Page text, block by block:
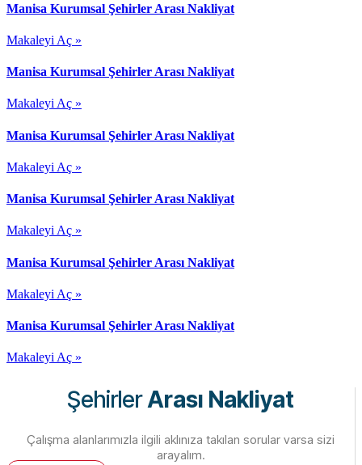
Manisa Kurumsal Şehirler Arası Nakliyat
Makaleyi Aç »
Manisa Kurumsal Şehirler Arası Nakliyat
Makaleyi Aç »
Manisa Kurumsal Şehirler Arası Nakliyat
Makaleyi Aç »
Manisa Kurumsal Şehirler Arası Nakliyat
Makaleyi Aç »
Manisa Kurumsal Şehirler Arası Nakliyat
Makaleyi Aç »
Manisa Kurumsal Şehirler Arası Nakliyat
Makaleyi Aç »
ŞehirlerArası Nakliyat
Çalışma alanlarımızla ilgili aklınıza takılan sorular varsa sizi
arayalım.